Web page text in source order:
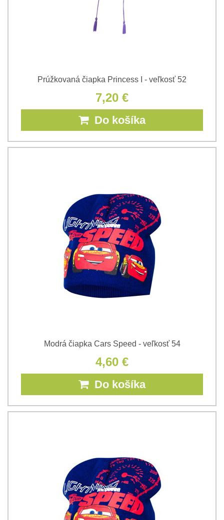
Prúžkovaná čiapka Princess I - veľkosť 52
7,20 €
Do košíka
Modrá čiapka Cars Speed - veľkosť 54
4,60 €
Do košíka